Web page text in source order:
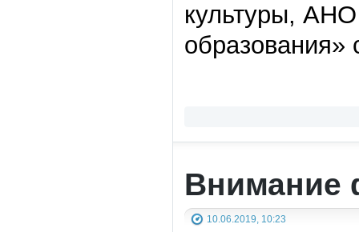
культуры, АНО
образования»
Внимание
10.06.2019, 10:23